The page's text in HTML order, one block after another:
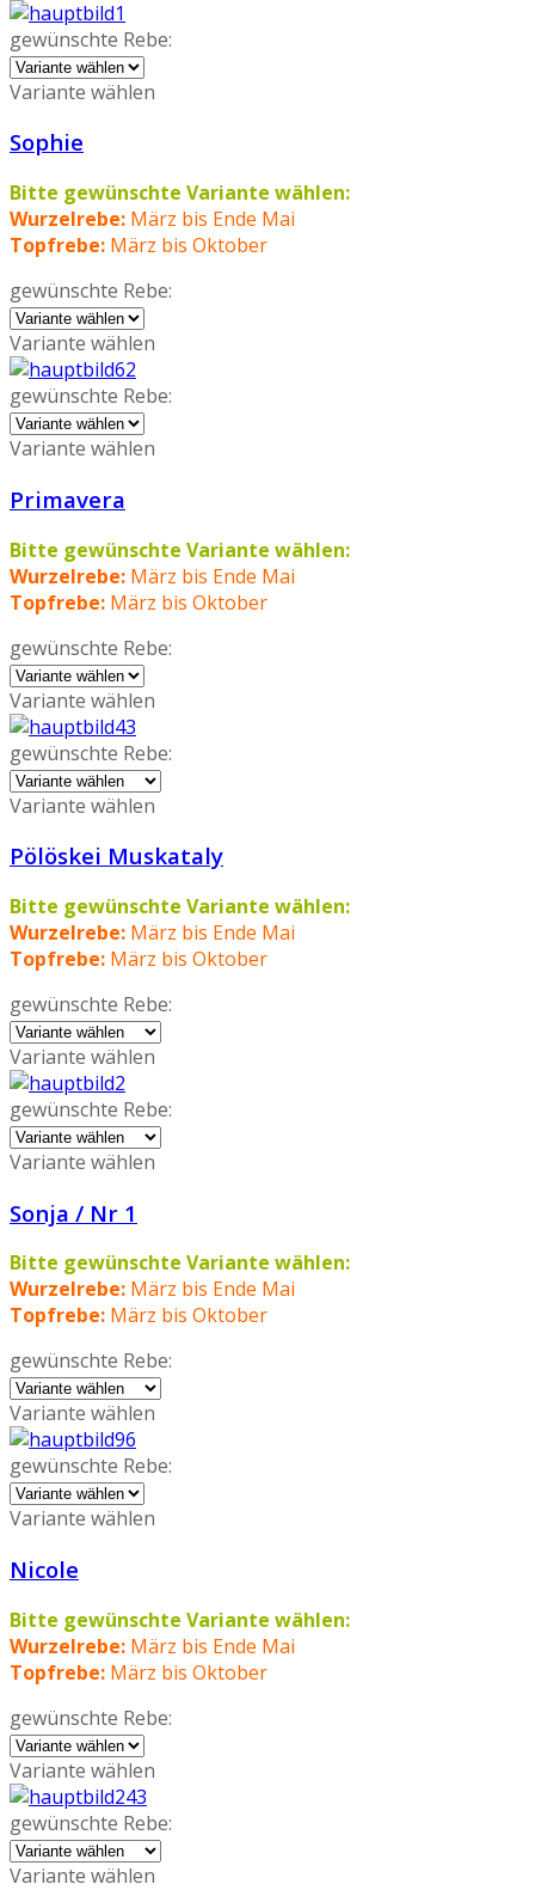
gewünschte Rebe:
Variante wählen
Sophie
Bitte gewünschte Variante wählen:
Wurzelrebe: März bis Ende Mai
Topfrebe: März bis Oktober
gewünschte Rebe:
Variante wählen
gewünschte Rebe:
Variante wählen
Primavera
Bitte gewünschte Variante wählen:
Wurzelrebe: März bis Ende Mai
Topfrebe: März bis Oktober
gewünschte Rebe:
Variante wählen
gewünschte Rebe:
Variante wählen
Pölöskei Muskataly
Bitte gewünschte Variante wählen:
Wurzelrebe: März bis Ende Mai
Topfrebe: März bis Oktober
gewünschte Rebe:
Variante wählen
gewünschte Rebe:
Variante wählen
Sonja / Nr 1
Bitte gewünschte Variante wählen:
Wurzelrebe: März bis Ende Mai
Topfrebe: März bis Oktober
gewünschte Rebe:
Variante wählen
gewünschte Rebe:
Variante wählen
Nicole
Bitte gewünschte Variante wählen:
Wurzelrebe: März bis Ende Mai
Topfrebe: März bis Oktober
gewünschte Rebe:
Variante wählen
gewünschte Rebe:
Variante wählen